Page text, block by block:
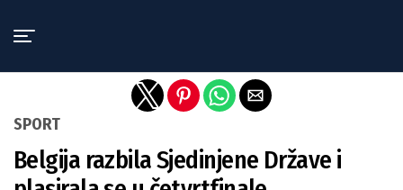
SPORT
Belgija razbila Sjedinjene Države i